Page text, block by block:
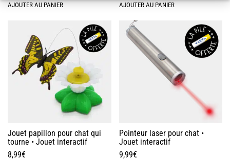
AJOUTER AU PANIER AJOUTER AU PANIER
Jouet papillon pour chat qui
tourne • Jouet interactif
8,99€
Pointeur laser pour chat •
Jouet interactif
9,99€